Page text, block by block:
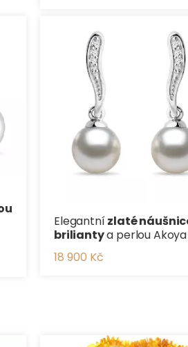
Elegantnízlaté
briliantya perlou Akoya
18 900 Kč